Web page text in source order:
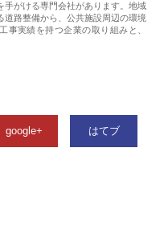
手がける専門会社があります。地域
道路整備から、公共施設周辺の環境
事実績を持つ企業の取り組みと、
google+ はてブ